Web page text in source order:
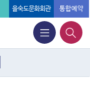
을숙도문화회관 통합예약